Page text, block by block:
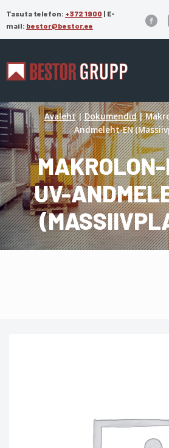
Tasuta telefon: +372 1900 | E-
mail: bestor@bestor.ee
Avaleht|Dokumendid|
Andmeleht-EN
UV-